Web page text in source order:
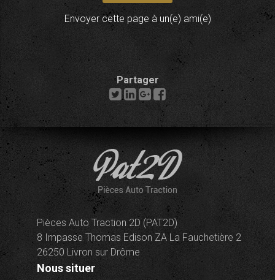
Envoyer cette page à un(e) ami(e)
Partager
Pièces Auto Traction 2D (PAT2D)
8 Impasse Thomas Edison ZA La Fauchetière 2
26250 Livron sur Drôme
Nous situer